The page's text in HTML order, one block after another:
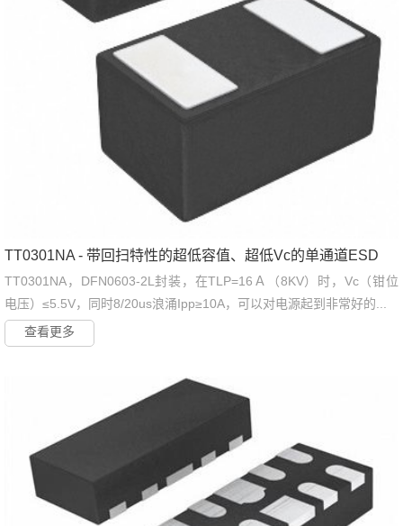
TT0301NA - 带回扫特性的超低容值、超低Vc的单通道ESD
TT0301NA，DFN0603-2L封装，在TLP=16Ａ（8KV）时，Vc（钳位
电压）≤5.5V，同时8/20us浪涌Ipp≥10A，可以对电源起到非常好的...
查看更多